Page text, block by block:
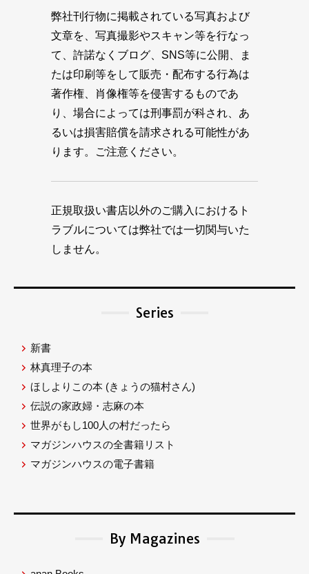
弊社刊行物に掲載されている写真および
文章を、写真撮影やスキャン等を行なっ
て、許諾なくブログ、SNS等に公開、ま
たは印刷等をして販売・配布する行為は
著作権、肖像権等を侵害するものであ
り、場合によっては刑事罰が科され、あ
るいは損害賠償を請求される可能性があ
ります。ご注意ください。
正規取扱い書店以外のご購入におけるト
ラブルについては弊社では一切関与いた
しません。
Series
新書
林真理子の本
ほしよりこの本 (きょうの猫村さん)
伝説の家政婦・志麻の本
世界がもし100人の村だったら
マガジンハウスの全書籍リスト
マガジンハウスの電子書籍
By Magazines